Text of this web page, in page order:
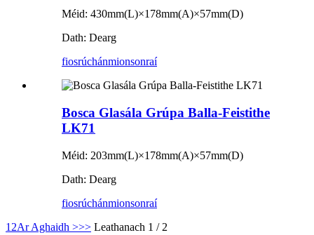
Méid: 430mm(L)×178mm(A)×57mm(D)
Dath: Dearg
fiosrúchánmionsonraí
Bosca Glasála Grúpa Balla-Feistithe
LK71
Méid: 203mm(L)×178mm(A)×57mm(D)
Dath: Dearg
fiosrúchánmionsonraí
1 2Ar Aghaidh >>> Leathanach 1 / 2